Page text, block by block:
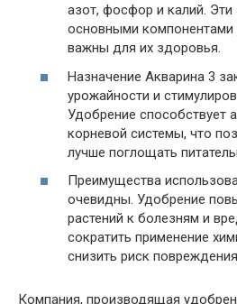
азот, фосфор и калий.
основными компонентами
важны для их здоровья.
Назначение Акварина 3
урожайности и
Удобрение способствует
корневой системы, что
лучше поглощать
Преимущества
очевидны. Удобрение
растений к болезням и
сократить применение
снизить риск
Компания, производящая